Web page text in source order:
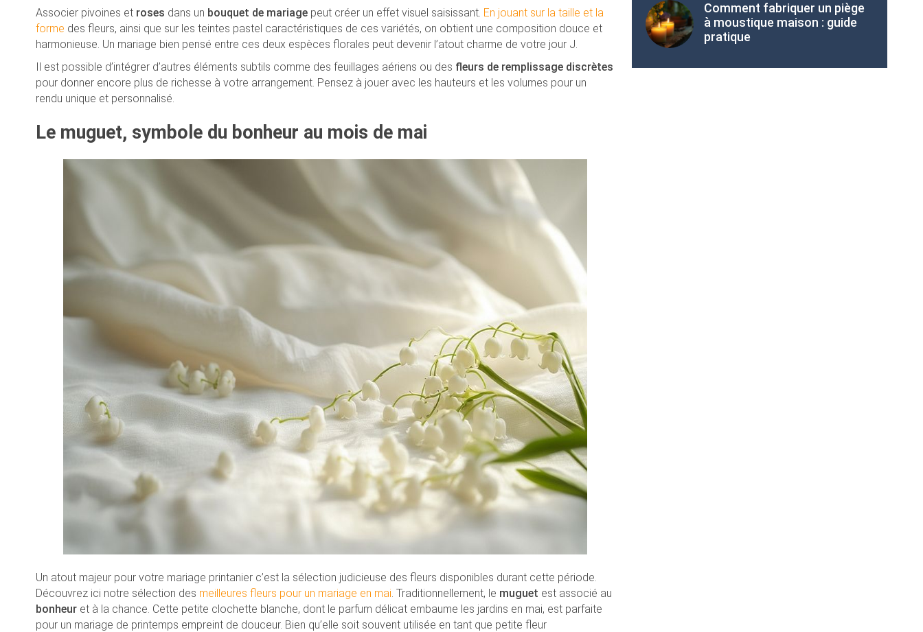
Associer pivoines et roses dans un bouquet de mariage peut créer un effet visuel saisissant. En jouant sur la taille et la
forme des fleurs, ainsi que sur les teintes pastel caractéristiques de ces variétés, on obtient une composition douce et
harmonieuse. Un mariage bien pensé entre ces deux espèces florales peut devenir l’atout charme de votre jour J.
Il est possible d’intégrer d’autres éléments subtils comme des feuillages aériens ou des fleurs de remplissage discrètes
pour donner encore plus de richesse à votre arrangement. Pensez à jouer avec les hauteurs et les volumes pour un
rendu unique et personnalisé.
Le muguet, symbole du bonheur au mois de mai
Un atout majeur pour votre mariage printanier c’est la sélection judicieuse des fleurs disponibles durant cette période.
Découvrez ici notre sélection des meilleures fleurs pour un mariage en mai . Traditionnellement, le muguet est associé au
bonheur et à la chance. Cette petite clochette blanche, dont le parfum délicat embaume les jardins en mai, est parfaite
pour un mariage de printemps empreint de douceur. Bien qu’elle soit souvent utilisée en tant que petite fleur
Comment fabriquer un piège
à moustique maison : guide
pratique